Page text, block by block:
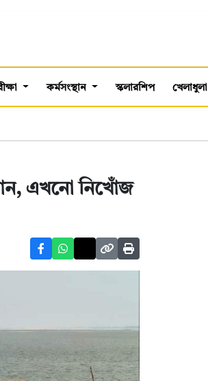
কর্মসংস্থান স্কলারশিপ খেলাধুলা
এখনো নিখোঁজ